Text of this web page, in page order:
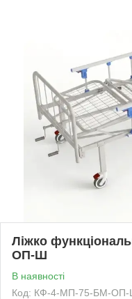
Ліжко
ОП-Ш
В наявності
Код: КФ-4-МП-75-БМ-